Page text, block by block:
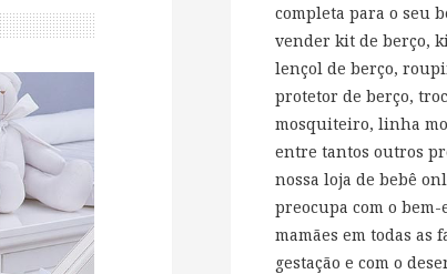
completa para o seu
vender kit de berço,
lençol de berço,
protetor de berço,
mosquiteiro, linha
entre tantos outros
nossa loja de bebê
preocupa com o bem-
mamães em todas as
gestação e com o